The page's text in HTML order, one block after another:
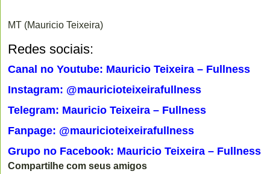
MT (Mauricio Teixeira)
Redes sociais:
Canal no Youtube: Mauricio Teixeira – Fullness
Instagram: @mauricioteixeirafullness
Telegram: Mauricio Teixeira – Fullness
Fanpage: @mauricioteixeirafullness
Grupo no Facebook: Mauricio Teixeira – Fullness
Compartilhe com seus amigos